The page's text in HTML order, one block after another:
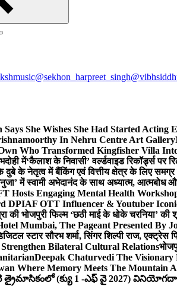
@sekhon_harpreet_singh
Says She Wishes She Had Started Acting
In Nehru Centre Art Gallery
Who Transformed Kingfisher Villa
में‘कैलाश के निवासी’ वर्ल्डवाइड रिकॉर्ड्स पर
दुबे के नेतृत्व में बैंकिंग एवं वित्तीय क्षेत्र के लिए
में स्वामी अभेदानंद के साथ अध्यात्म, आत्मबोध
Hosts Engaging Mental Health
DPIAF OTT Influencer & Youtuber
की भोजपुरी फिल्म ‘छठी माई के धोके चरनिया’
Mumbai, The Pageant Presented By
स्टार सौरभ शर्मा, सिंगर शिल्पी राज, एक्ट्रेस
Bilateral Cultural Relations
Deepak Chaturvedi The
Where Memory Meets The Mountain
త్రైమాసికంలో (క్యు 1 -ఎఫ్ వై 2027)